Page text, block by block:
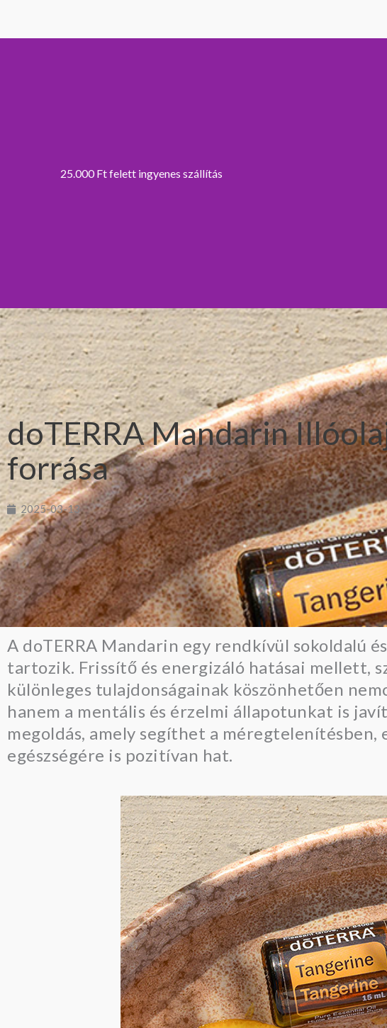
25.000 Ft felett ingyenes szállítás
doTERRA Mandarin
forrása
2025-03-13
A doTERRA Mandarin egy rendkívül sokoldalú
tartozik. Frissítő és energizáló hatásai mellett,
különleges tulajdonságainak köszönhetően
hanem a mentális és érzelmi állapotunkat is
megoldás, amely segíthet a
egészségére is pozitívan hat.